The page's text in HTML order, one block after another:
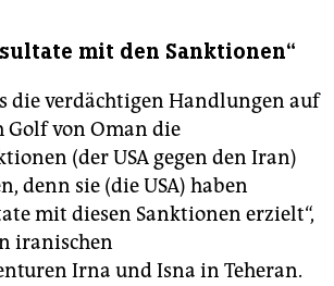
mit den Sanktionen“
die verdächtigen Handlungen auf
Golf von Oman die
(der USA gegen den Iran)
denn sie (die USA) haben
mit diesen Sanktionen erzielt“,
iranischen
Irna und Isna in Teheran.